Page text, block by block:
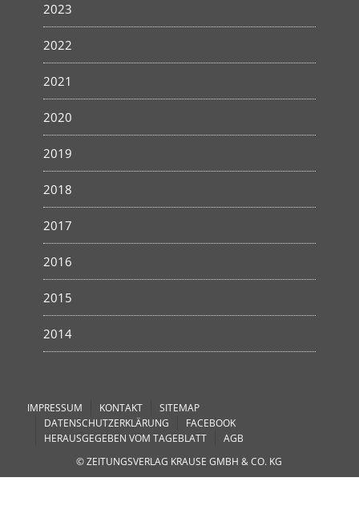
2023
2022
2021
2020
2019
2018
2017
2016
2015
2014
IMPRESSUM KONTAKT
SITEMAP
DATENSCHUTZERKLÄRUNG
FACEBOOK
HERAUSGEGEBEN VOM TAGEBLATT
AGB
© ZEITUNGSVERLAG KRAUSE GMBH & CO. KG